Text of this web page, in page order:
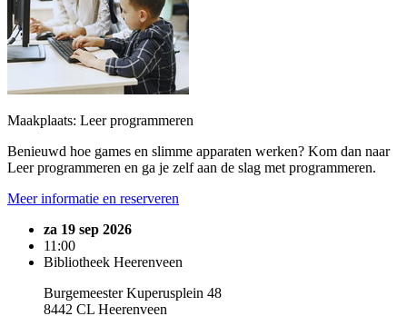
Maakplaats: Leer programmeren
Benieuwd hoe games en slimme apparaten werken? Kom dan naar
Leer programmeren en ga je zelf aan de slag met programmeren.
Meer informatie en reserveren
za 19 sep 2026
11:00
Bibliotheek Heerenveen
Burgemeester Kuperusplein 48
8442 CL Heerenveen